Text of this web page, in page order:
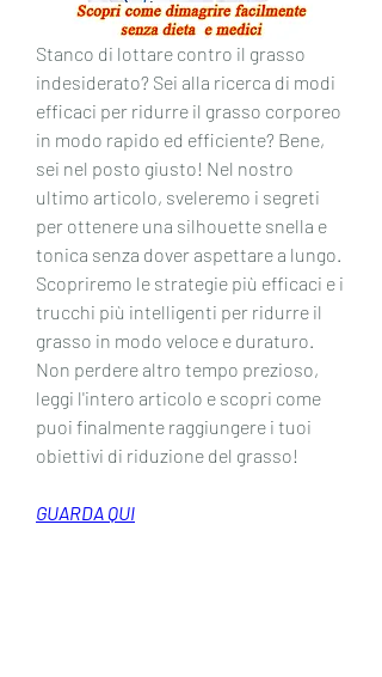
Stanco di lottare contro il grasso
indesiderato? Sei alla ricerca di modi
efficaci per ridurre il grasso corporeo
in modo rapido ed efficiente? Bene,
sei nel posto giusto! Nel nostro
ultimo articolo, sveleremo i segreti
per ottenere una silhouette snella e
tonica senza dover aspettare a lungo.
Scopriremo le strategie più efficaci e i
trucchi più intelligenti per ridurre il
grasso in modo veloce e duraturo.
Non perdere altro tempo prezioso,
leggi l'intero articolo e scopri come
puoi finalmente raggiungere i tuoi
obiettivi di riduzione del grasso!
GUARDA QUI